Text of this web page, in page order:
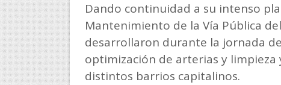
Dando continuidad a su intenso
Mantenimiento de la Vía Pública
desarrollaron durante la jornada
optimización de arterias y
distintos barrios capitalinos.